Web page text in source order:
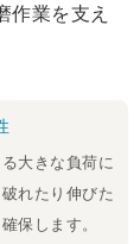
作業を支え
大きな負荷に
れたり伸びた
保します。